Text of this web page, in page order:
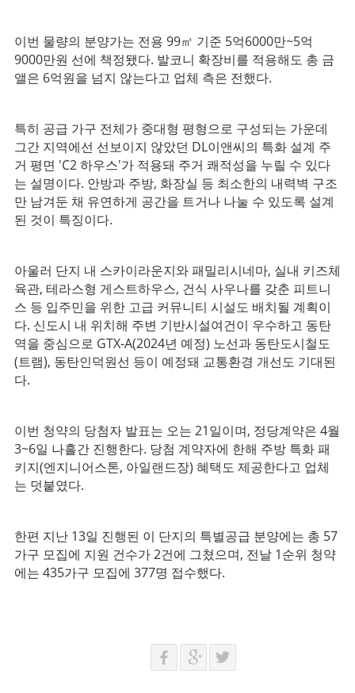
이번 물량의 분양가는 전용 99㎡ 기준 5억6000만~5억
9000만원 선에 책정됐다. 발코니 확장비를 적용해도 총 금
앨은 6억원을 넘지 않는다고 업체 측은 전했다.
특히 공급 가구 전체가 중대형 평형으로 구성되는 가운데
그간 지역에선 선보이지 않았던 DL이앤씨의 특화 설계 주
거 평면 'C2 하우스'가 적용돼 주거 쾌적성을 누릴 수 있다
는 설명이다. 안방과 주방, 화장실 등 최소한의 내력벽 구조
만 남겨둔 채 유연하게 공간을 트거나 나눌 수 있도록 설계
된 것이 특징이다.
아울러 단지 내 스카이라운지와 패밀리시네마, 실내 키즈체
육관, 테라스형 게스트하우스, 건식 사우나를 갖춘 피트니
스 등 입주민을 위한 고급 커뮤니티 시설도 배치될 계획이
다. 신도시 내 위치해 주변 기반시설여건이 우수하고 동탄
역을 중심으로 GTX-A(2024년 예정) 노선과 동탄도시철도
(트램), 동탄인덕원선 등이 예정돼 교통환경 개선도 기대된
다.
이번 청약의 당첨자 발표는 오는 21일이며, 정당계약은 4월
3~6일 나흘간 진행한다. 당첨 계약자에 한해 주방 특화 패
키지(엔지니어스톤, 아일랜드장) 혜택도 제공한다고 업체
는 덧붙였다.
한편 지난 13일 진행된 이 단지의 특별공급 분양에는 총 57
가구 모집에 지원 건수가 2건에 그쳤으며, 전날 1순위 청약
에는 435가구 모집에 377명 접수했다.